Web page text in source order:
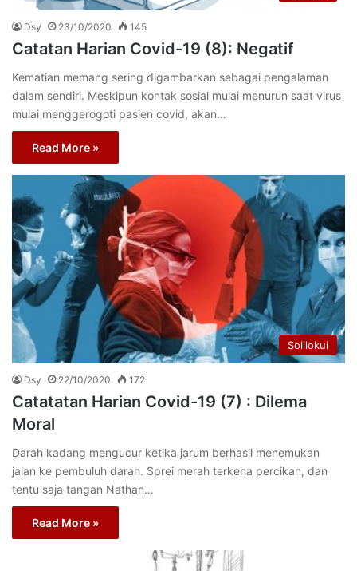
Dsy 23/10/2020 145
Catatan Harian Covid-19 (8): Negatif
Kematian memang sering digambarkan sebagai pengalaman
dalam sendiri. Meskipun kontak sosial mulai menurun saat virus
mulai menggerogoti pasien covid, akan…
Read More »
Solilokui
Dsy 22/10/2020 172
Catatatan Harian Covid-19 (7) : Dilema
Moral
Darah kadang mengucur ketika jarum berhasil menemukan
jalan ke pembuluh darah. Sprei merah terkena percikan, dan
tentu saja tangan Nathan…
Read More »